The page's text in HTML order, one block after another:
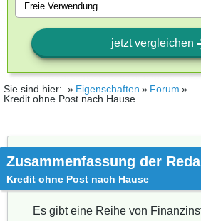
jetzt vergleichen
Sie sind hier: Eigenschaften
Forum
Kredit ohne Post nach Hause
Zusammenfassung der
Kredit ohne Post nach Hause
Es gibt eine Reihe von